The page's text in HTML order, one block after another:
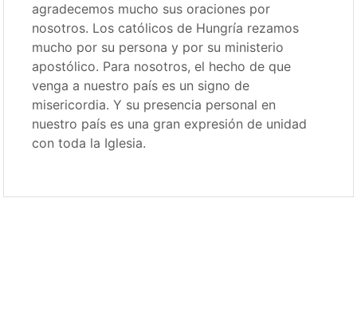
agradecemos mucho sus oraciones por
nosotros. Los católicos de Hungría rezamos
mucho por su persona y por su ministerio
apostólico. Para nosotros, el hecho de que
venga a nuestro país es un signo de
misericordia. Y su presencia personal en
nuestro país es una gran expresión de unidad
con toda la Iglesia.